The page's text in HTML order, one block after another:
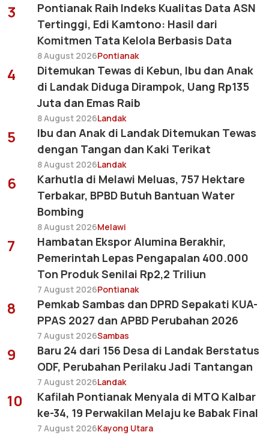
3
Pontianak Raih Indeks Kualitas Data ASN
Tertinggi, Edi Kamtono: Hasil dari
Komitmen Tata Kelola Berbasis Data
8 August 2026Pontianak
4
Ditemukan Tewas di Kebun, Ibu dan Anak
di Landak Diduga Dirampok, Uang Rp135
Juta dan Emas Raib
8 August 2026Landak
5
Ibu dan Anak di Landak Ditemukan Tewas
dengan Tangan dan Kaki Terikat
8 August 2026Landak
6
Karhutla di Melawi Meluas, 757 Hektare
Terbakar, BPBD Butuh Bantuan Water
Bombing
8 August 2026Melawi
7
Hambatan Ekspor Alumina Berakhir,
Pemerintah Lepas Pengapalan 400.000
Ton Produk Senilai Rp2,2 Triliun
7 August 2026Pontianak
8
Pemkab Sambas dan DPRD Sepakati KUA-
PPAS 2027 dan APBD Perubahan 2026
7 August 2026Sambas
9
Baru 24 dari 156 Desa di Landak Berstatus
ODF, Perubahan Perilaku Jadi Tantangan
7 August 2026Landak
10
Kafilah Pontianak Menyala di MTQ Kalbar
ke-34, 19 Perwakilan Melaju ke Babak Final
7 August 2026Kayong Utara